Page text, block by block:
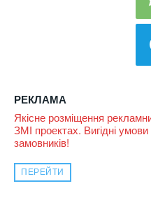
РЕКЛАМА
Якісне розміщення
ЗМІ проектах. Вигідні
замовників!
ПЕРЕЙТИ